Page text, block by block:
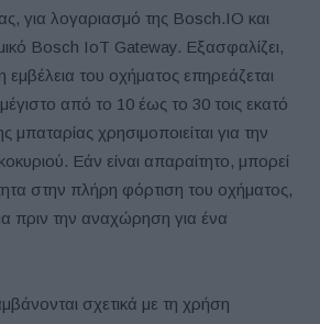
για λογαριασμό της Bosch.IO και
Bosch IoT Gateway. Εξασφαλίζει,
εμβέλεια του οχήματος επηρεάζεται
από το 10 έως το 30 τοις εκατό
μπαταρίας χρησιμοποιείται για την
Εάν είναι απαραίτητο, μπορεί
στην πλήρη φόρτιση του οχήματος,
πριν την αναχώρηση για ένα
σχετικά με τη χρήση